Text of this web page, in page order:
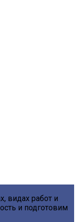
видах работ и
и подготовим